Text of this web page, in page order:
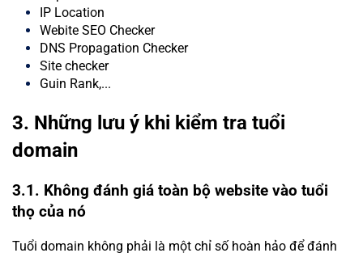
IP Location
Webite SEO Checker
DNS Propagation Checker
Site checker
Guin Rank,...
3. Những lưu ý khi kiểm tra tuổi
domain
3.1. Không đánh giá toàn bộ website vào tuổi
thọ của nó
Tuổi domain không phải là một chỉ số hoàn hảo để đánh